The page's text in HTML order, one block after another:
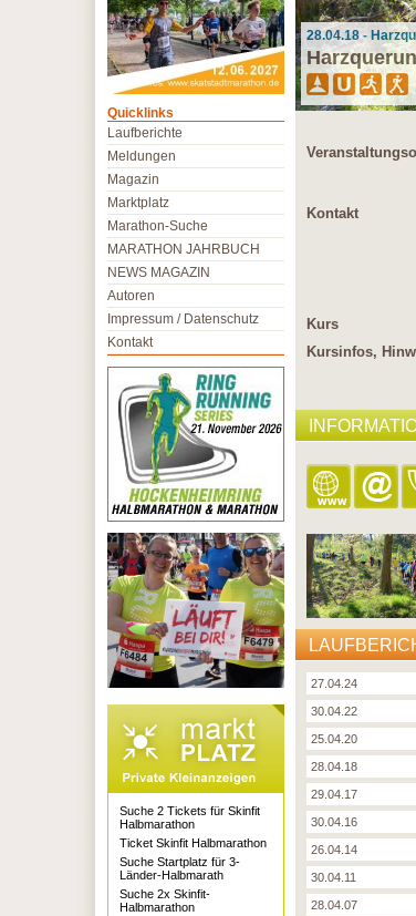
28.04.18 -
Kontakt
Kurs
Kursinfos,
27.04.24
30.04.22
25.04.20
28.04.18
29.04.17
30.04.16
26.04.14
30.04.11
28.04.07
Quicklinks
Laufberichte
Meldungen
Magazin
Marktplatz
Marathon-Suche
MARATHON JAHRBUCH
NEWS MAGAZIN
Autoren
Impressum / Datenschutz
Kontakt
Suche 2 Tickets für Skinfit
Halbmarathon
Ticket Skinfit Halbmarathon
Suche Startplatz für 3-
Länder-Halbmarath
Suche 2x Skinfit-
Halbmarathon